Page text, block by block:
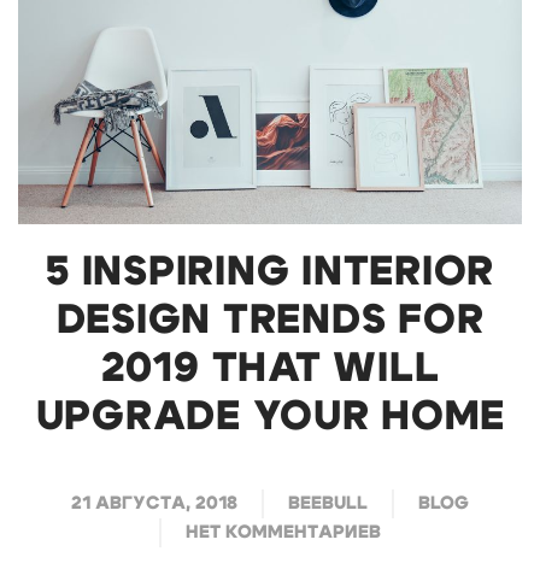
5 INSPIRING INTERIOR
DESIGN TRENDS FOR
2019 THAT WILL
UPGRADE YOUR HOME
21 АВГУСТА, 2018 BEEBULL
BLOG
НЕТ КОММЕНТАРИЕВ